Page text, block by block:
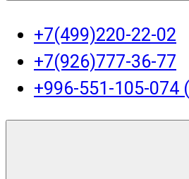
+7(499)220-22-02
+7(926)777-36-77
+996-551-105-074